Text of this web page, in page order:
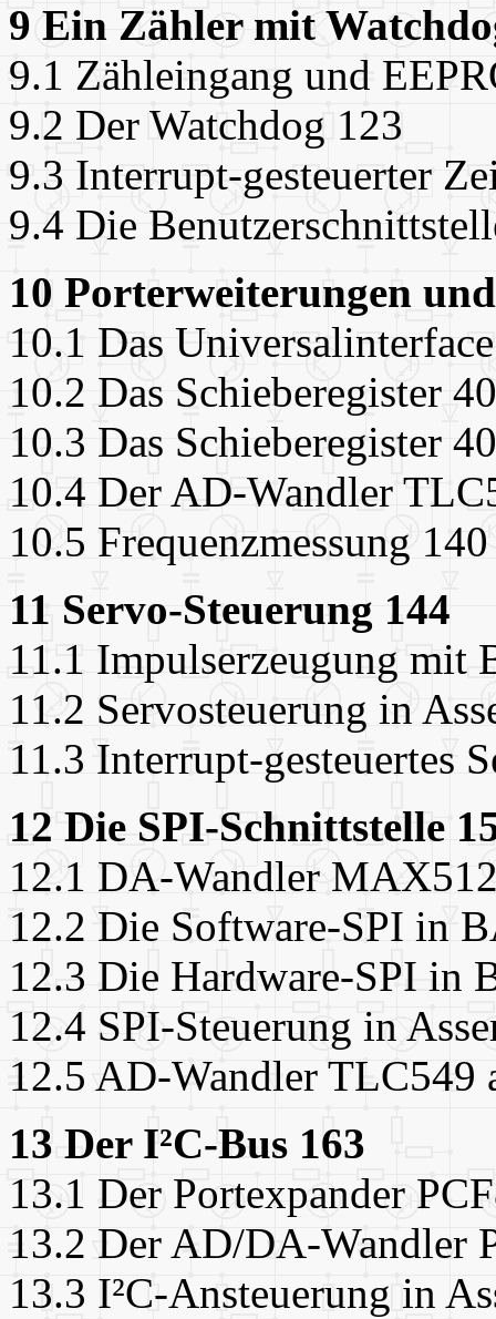
9 Ein Zähler mit
9.1 Zähleingang und
9.2 Der Watchdog 123
9.3 Interrupt-gesteuerter
9.4 Die
10 Porterweiterungen
10.1 Das
10.2 Das Schieberegister
10.3 Das Schieberegister
10.4 Der AD-Wandler
10.5 Frequenzmessung 140
11 Servo-Steuerung 144
11.1 Impulserzeugung mit
11.2 Servosteuerung in
11.3 Interrupt-gesteuertes
12 Die SPI-Schnittstelle
12.1 DA-Wandler
12.2 Die Software-SPI in
12.3 Die Hardware-SPI in
12.4 SPI-Steuerung in
12.5 AD-Wandler TLC549
13 Der I²C-Bus 163
13.1 Der Portexpander
13.2 Der AD/DA-Wandler
13.3 I²C-Ansteuerung in